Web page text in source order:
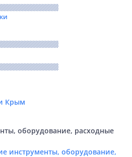
Крым
оборудование, расходные
инструменты, оборудование,